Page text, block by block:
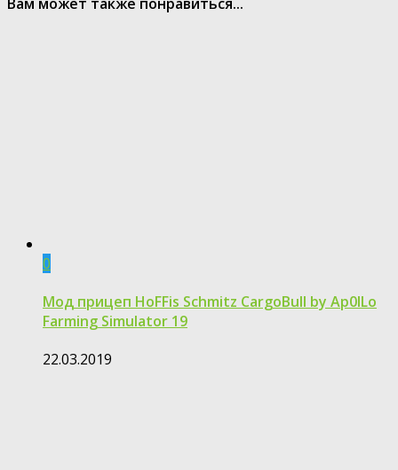
0
Мод прицеп HoFFis Schmitz CargoBull by Ap0lLo
Farming Simulator 19
22.03.2019